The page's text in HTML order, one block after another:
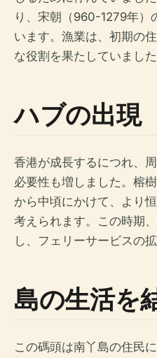
り、宋朝（960-1279年）
います。漁業は、初期の
な役割を果たしていました
ハブの出現
香港が成長するにつれ、
必要性も増しました。榕
から中頃にかけて、より
考えられます。この時期
し、フェリーサービスの
島の生活を
この碼頭は南丫島の住民